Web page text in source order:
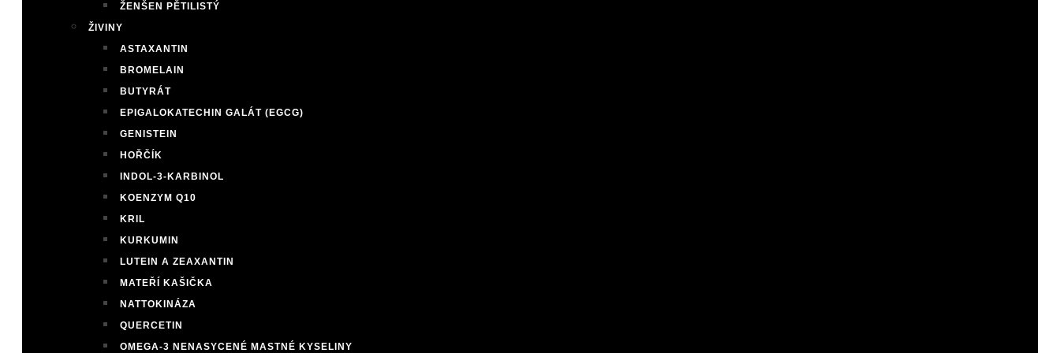
ŽENŠEN PĚTILISTÝ
ŽIVINY
ASTAXANTIN
BROMELAIN
BUTYRÁT
EPIGALOKATECHIN GALÁT (EGCG)
GENISTEIN
HOŘČÍK
INDOL-3-KARBINOL
KOENZYM Q10
KRIL
KURKUMIN
LUTEIN A ZEAXANTIN
MATEŘÍ KAŠIČKA
NATTOKINÁZA
QUERCETIN
OMEGA-3 NENASYCENÉ MASTNÉ KYSELINY